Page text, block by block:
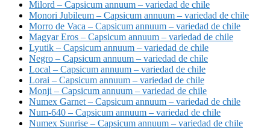
Milord – Capsicum annuum – variedad de chile
Monori Jubileum – Capsicum annuum – variedad de chile
Morro de Vaca – Capsicum annuum – variedad de chile
Magyar Eros – Capsicum annuum – variedad de chile
Lyutik – Capsicum annuum – variedad de chile
Negro – Capsicum annuum – variedad de chile
Local – Capsicum annuum – variedad de chile
Lorai – Capsicum annuum – variedad de chile
Monji – Capsicum annuum – variedad de chile
Numex Garnet – Capsicum annuum – variedad de chile
Num-640 – Capsicum annuum – variedad de chile
Numex Sunrise – Capsicum annuum – variedad de chile